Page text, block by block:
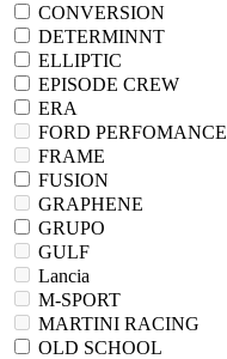
CONVERSION
DETERMINNT
ELLIPTIC
EPISODE CREW
ERA
FORD PERFOMANCE
FRAME
FUSION
GRAPHENE
GRUPO
GULF
Lancia
M-SPORT
MARTINI RACING
OLD SCHOOL